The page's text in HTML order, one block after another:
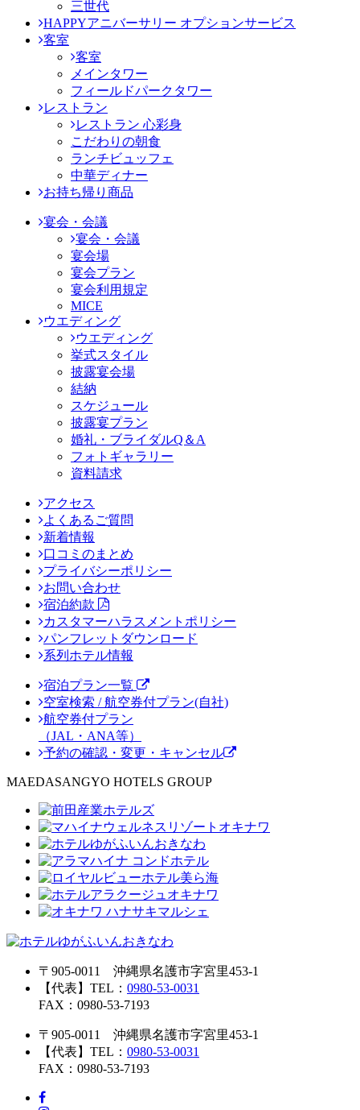
三世代
HAPPYアニバーサリー オプションサービス
客室
客室
メインタワー
フィールドパークタワー
レストラン
レストラン 心彩身
こだわりの朝食
ランチビュッフェ
中華ディナー
お持ち帰り商品
宴会・会議
宴会・会議
宴会場
宴会プラン
宴会利用規定
MICE
ウエディング
ウエディング
挙式スタイル
披露宴会場
結納
スケジュール
披露宴プラン
婚礼・ブライダルQ＆A
フォトギャラリー
資料請求
アクセス
よくあるご質問
新着情報
口コミのまとめ
プライバシーポリシー
お問い合わせ
宿泊約款
カスタマーハラスメントポリシー
パンフレットダウンロード
系列ホテル情報
宿泊プラン一覧
空室検索 / 航空券付プラン(自社)
航空券付プラン
（JAL・ANA等）
予約の確認・変更・キャンセル
MAEDASANGYO HOTELS GROUP
〒905-0011 沖縄県名護市字宮里453-1
【代表】TEL： 0980-53-0031
FAX：0980-53-7193
〒905-0011 沖縄県名護市字宮里453-1
【代表】TEL： 0980-53-0031
FAX：0980-53-7193